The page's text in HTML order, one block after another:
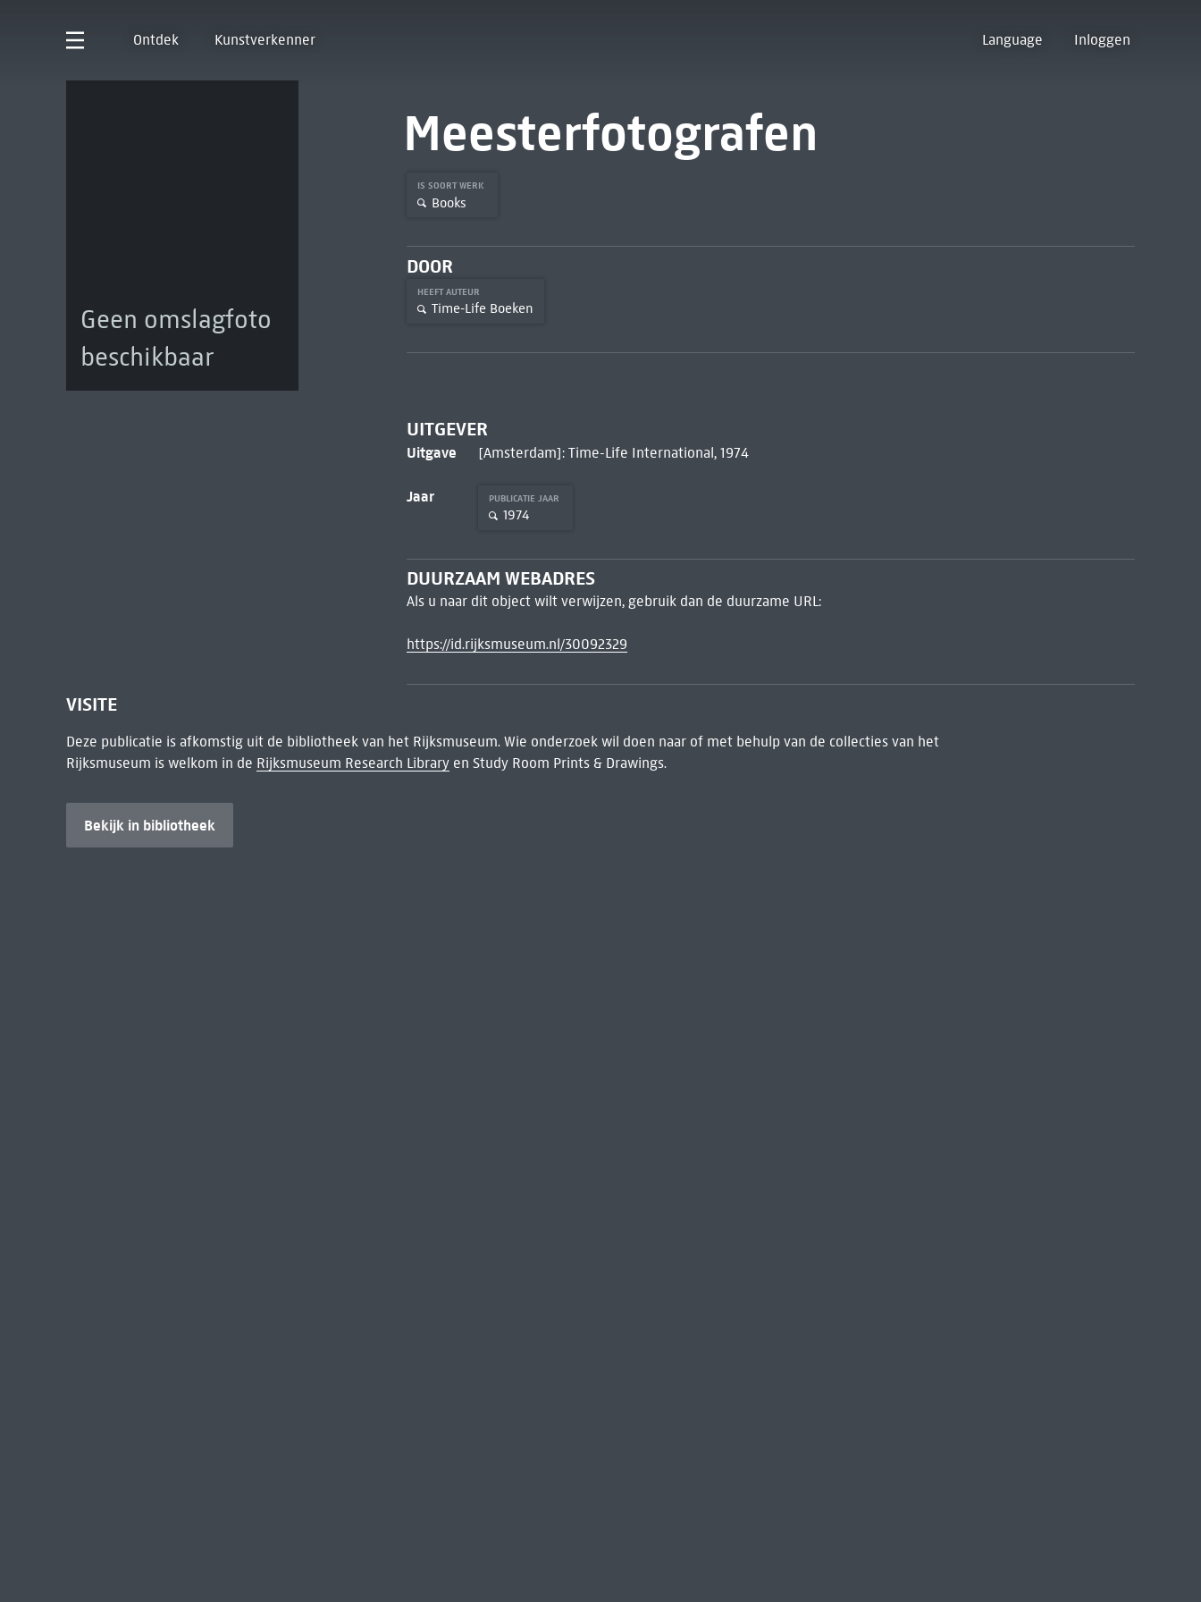
Ontdek Kunstverkenner Language Inloggen
Geen omslagfoto
beschikbaar
Meesterfotografen
IS SOORT WERK
Books
DOOR
HEEFT AUTEUR
Time-Life Boeken
UITGEVER
Uitgave [Amsterdam]: Time-Life International, 1974
Jaar PUBLICATIE JAAR
1974
DUURZAAM WEBADRES
Als u naar dit object wilt verwijzen, gebruik dan de duurzame URL:
https://id.rijksmuseum.nl/30092329
VISITE
Deze publicatie is afkomstig uit de bibliotheek van het Rijksmuseum. Wie onderzoek wil doen naar of met behulp van de collecties van het
Rijksmuseum is welkom in de Rijksmuseum Research Libraryen Study Room Prints & Drawings.
Bekijk in bibliotheek